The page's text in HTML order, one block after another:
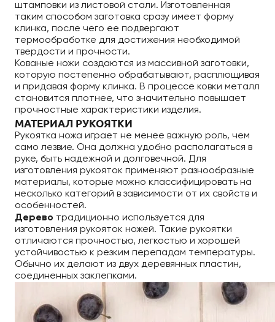
штамповки из листовой стали. Изготовленная
таким способом заготовка сразу имеет форму
клинка, после чего ее подвергают
термообработке для достижения необходимой
твердости и прочности.
Кованые ножи создаются из массивной заготовки,
которую постепенно обрабатывают, расплющивая
и придавая форму клинка. В процессе ковки металл
становится плотнее, что значительно повышает
прочностные характеристики изделия.
МАТЕРИАЛ РУКОЯТКИ
Рукоятка ножа играет не менее важную роль, чем
само лезвие. Она должна удобно располагаться в
руке, быть надежной и долговечной. Для
изготовления рукояток применяют разнообразные
материалы, которые можно классифицировать на
несколько категорий в зависимости от их свойств и
особенностей.
Дерево традиционно используется для
изготовления рукояток ножей. Такие рукоятки
отличаются прочностью, легкостью и хорошей
устойчивостью к резким перепадам температуры.
Обычно их делают из двух деревянных пластин,
соединенных заклепками.